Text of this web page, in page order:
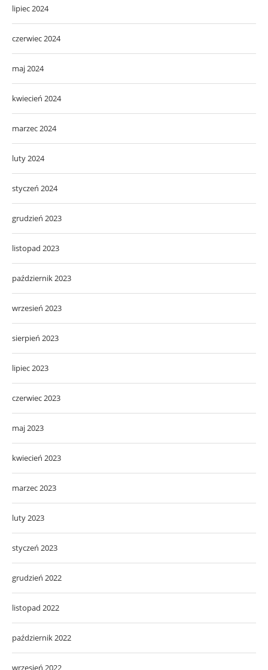
lipiec 2024
czerwiec 2024
maj 2024
kwiecień 2024
marzec 2024
luty 2024
styczeń 2024
grudzień 2023
listopad 2023
październik 2023
wrzesień 2023
sierpień 2023
lipiec 2023
czerwiec 2023
maj 2023
kwiecień 2023
marzec 2023
luty 2023
styczeń 2023
grudzień 2022
listopad 2022
październik 2022
wrzesień 2022